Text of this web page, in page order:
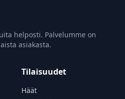
helposti. Palvelumme on
asiakasta.
Tilaisuudet
Häät